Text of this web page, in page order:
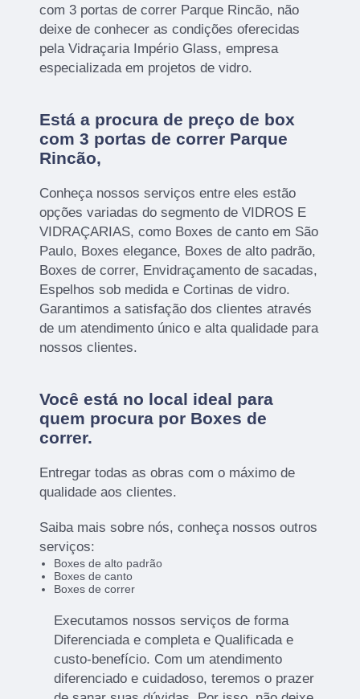
com 3 portas de correr Parque Rincão, não
deixe de conhecer as condições oferecidas
pela Vidraçaria Império Glass, empresa
especializada em projetos de vidro.
Está a procura de preço de box
com 3 portas de correr Parque
Rincão,
Conheça nossos serviços entre eles estão
opções variadas do segmento de VIDROS E
VIDRAÇARIAS, como Boxes de canto em São
Paulo, Boxes elegance, Boxes de alto padrão,
Boxes de correr, Envidraçamento de sacadas,
Espelhos sob medida e Cortinas de vidro.
Garantimos a satisfação dos clientes através
de um atendimento único e alta qualidade para
nossos clientes.
Você está no local ideal para
quem procura por Boxes de
correr.
Entregar todas as obras com o máximo de
qualidade aos clientes.
Saiba mais sobre nós, conheça nossos outros
serviços:
Boxes de alto padrão
Boxes de canto
Boxes de correr
Executamos nossos serviços de forma
Diferenciada e completa e Qualificada e
custo-benefício. Com um atendimento
diferenciado e cuidadoso, teremos o prazer